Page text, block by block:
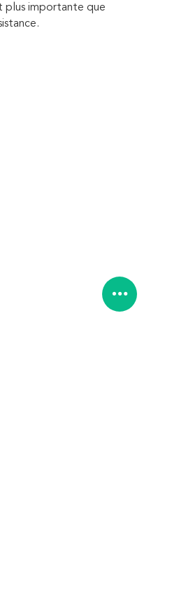
plus importante que